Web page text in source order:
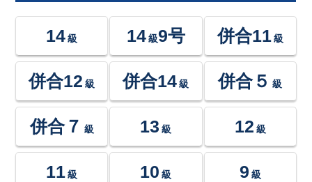
14 級 14級9号 併合11 級
併合12 級 併合14 級 併合５ 級
併合７ 級 13 級 12 級
11 級 10 級 9 級